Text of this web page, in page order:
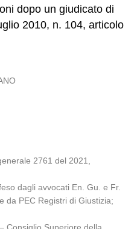
dopo un giudicato di
2010, n. 104, articolo
2761 del 2021,
dagli avvocati En. Gu. e Fr.
da PEC Registri di Giustizia;